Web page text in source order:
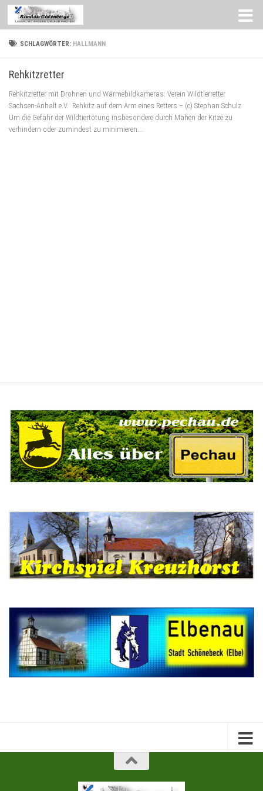
Zum Inhalt springen
SCHLAGWÖRTER: HALLMANN
Rehkitzretter
Rehkitzretter mit Drohnen und Wärmebildkameras: Verein Wildtierretter
Sachsen-Anhalt e.V. Rehkitz auf dem Arm eines Retters – (c) Stephan Schulz
Um die Gefahr der Wildtiertötung insbesondere durch Mähen der Kitze zu
verhindern oder zumindest zu minimieren...